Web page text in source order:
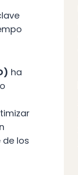
ha
los